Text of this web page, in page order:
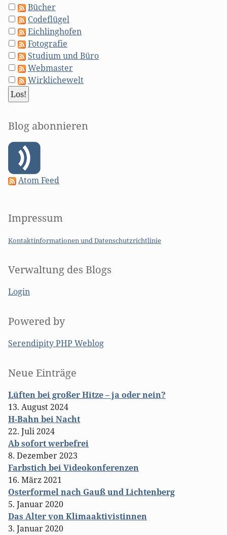
Bücher
Codeflügel
Eichlinghofen
Fotografie
Studium und Büro
Webmaster
Wirklichewelt
Blog abonnieren
Atom Feed
Impressum
Kontaktinformationen und Datenschutzrichtlinie
Verwaltung des Blogs
Login
Powered by
Serendipity PHP Weblog
Seitenleiste
Neue Einträge
Lüften bei großer Hitze – ja oder nein?
13. August 2024
H-Bahn bei Nacht
22. Juli 2024
Ab sofort werbefrei
8. Dezember 2023
Farbstich bei Videokonferenzen
16. März 2021
Osterformel nach Gauß und Lichtenberg
5. Januar 2020
Das Alter von Klimaaktivistinnen
3. Januar 2020